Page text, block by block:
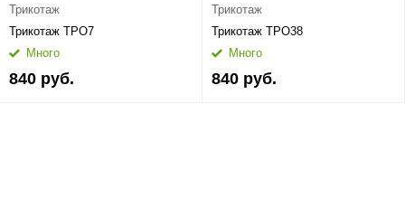
Трикотаж
Трикотаж ТРО7
Много
840 руб.
Трикотаж
Трикотаж ТРО38
Много
840 руб.